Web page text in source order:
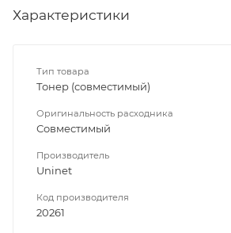
Характеристики
Тип товара
Тонер (совместимый)
Оригинальность расходника
Совместимый
Производитель
Uninet
Код производителя
20261